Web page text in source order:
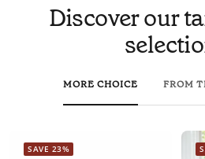
Discover our
MORE CHOICE FROM
SAVE 23%